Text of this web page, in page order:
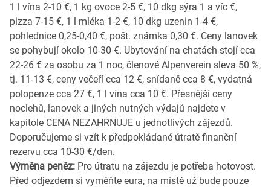
1 l vína 2-10 €, 1 kg ovoce 2-5 €, 10 dkg sýra 1 a víc €,
pizza 7-15 €, 1 l mléka 1-2 €, 10 dkg uzenin 1-4 €,
pohlednice 0,25-0,40 €, pošt. známka 0,30 €. Ceny lanovek
se pohybují okolo 10-30 €. Ubytování na chatách stojí cca
22-26 € za osobu za 1 noc, členové Alpenverein sleva 50 %,
tj. 11-13 €, ceny večeří cca 12 €, snídaně cca 8 €, vydatná
polopenze cca 27 €, 1 l vína cca 10 €. Přesnější ceny
noclehů, lanovek a jiných nutných výdajů najdete v
kapitole CENA NEZAHRNUJE u jednotlivých zájezdů.
Doporučujeme si vzít k předpokládané útratě finanční
rezervu cca 10-30 €/den.
Výměna peněz: Pro útratu na zájezdu je potřeba hotovost.
Před odjezdem si vyměňte eura, na místě už bude pouze